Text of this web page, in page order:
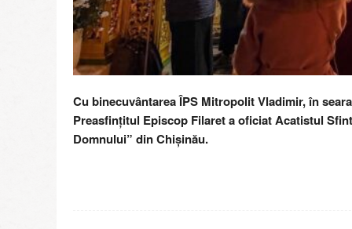
Cu binecuvântarea ÎPS Mitropolit Vladimir, în
Preasfințitul Episcop Filaret a oficiat Acatistul
Domnului” din Chișinău.